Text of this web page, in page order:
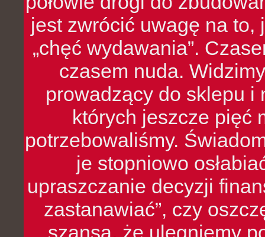
jest zwrócić uwagę na to,
„chęć wydawania”.
czasem nuda.
prowadzący do sklepu i
których jeszcze pięć
potrzebowaliśmy.
je stopniowo
upraszczanie decyzji
zastanawiać”, czy
szansa, że ulegniemy